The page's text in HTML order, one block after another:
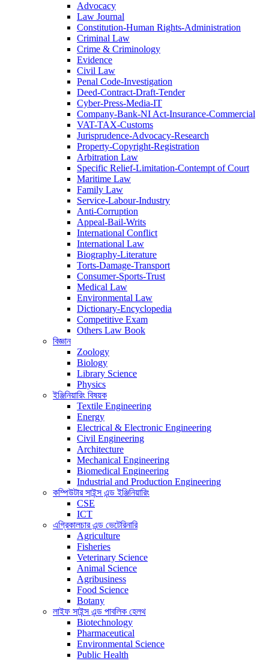
Advocacy
Law Journal
Constitution-Human Rights-Administration
Criminal Law
Crime & Criminology
Evidence
Civil Law
Penal Code-Investigation
Deed-Contract-Draft-Tender
Cyber-Press-Media-IT
Company-Bank-NI Act-Insurance-Commercial
VAT-TAX-Customs
Jurisprudence-Advocacy-Research
Property-Copyright-Registration
Arbitration Law
Specific Relief-Limitation-Contempt of Court
Maritime Law
Family Law
Service-Labour-Industry
Anti-Corruption
Appeal-Bail-Writs
International Conflict
International Law
Biography-Literature
Torts-Damage-Transport
Consumer-Sports-Trust
Medical Law
Environmental Law
Dictionary-Encyclopedia
Competitive Exam
Others Law Book
বিজ্ঞান
Zoology
Biology
Library Science
Physics
ইঞ্জিনিয়ারিং বিষয়ক
Textile Engineering
Energy
Electrical & Electronic Engineering
Civil Engineering
Architecture
Mechanical Engineering
Biomedical Engineering
Industrial and Production Engineering
কম্পিউটার সাইন্স এন্ড ইঞ্জিনিয়ারিং
CSE
ICT
এগ্রিকালচার এন্ড ভেটেরিনারি
Agriculture
Fisheries
Veterinary Science
Animal Science
Agribusiness
Food Science
Botany
লাইফ সাইন্স এন্ড পাবলিক হেলথ
Biotechnology
Pharmaceutical
Environmental Science
Public Health